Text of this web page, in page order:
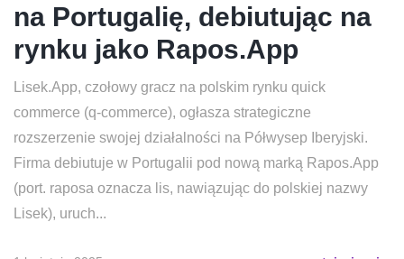
na Portugalię, debiutując na
rynku jako Rapos.App
Lisek.App, czołowy gracz na polskim rynku quick
commerce (q-commerce), ogłasza strategiczne
rozszerzenie swojej działalności na Półwysep Iberyjski.
Firma debiutuje w Portugalii pod nową marką Rapos.App
(port. raposa oznacza lis, nawiązując do polskiej nazwy
Lisek), uruch...